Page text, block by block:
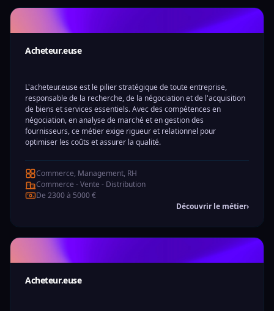
Acheteur.euse
L'acheteur.euse est le pilier stratégique de toute entreprise,
responsable de la recherche, de la négociation et de l'acquisition
de biens et services essentiels. Avec des compétences en
négociation, en analyse de marché et en gestion des
fournisseurs, ce métier exige rigueur et relationnel pour
optimiser les coûts et assurer la qualité.
Commerce, Management, RH
Commerce - Vente - Distribution
De 2300 à 5000 €
Découvrir le métier›
Acheteur.euse